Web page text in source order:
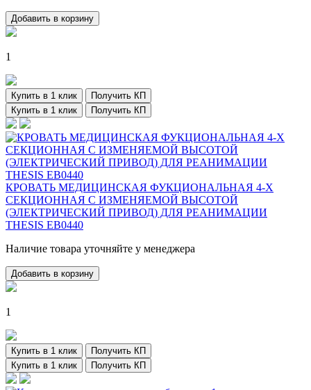
Добавить в корзину
1
Купить в 1 клик
Получить КП
Купить в 1 клик
Получить КП
КРОВАТЬ МЕДИЦИНСКАЯ ФУКЦИОНАЛЬНАЯ 4-Х
СЕКЦИОННАЯ С ИЗМЕНЯЕМОЙ ВЫСОТОЙ
(ЭЛЕКТРИЧЕСКИЙ ПРИВОД) ДЛЯ РЕАНИМАЦИИ
THESIS EB0440
Наличие товара уточняйте у менеджера
Добавить в корзину
1
Купить в 1 клик
Получить КП
Купить в 1 клик
Получить КП